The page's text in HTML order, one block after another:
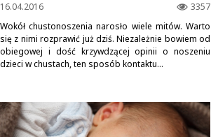
3357
16.04.2016
Wokół chustonoszenia narosło wiele mitów. Warto
się z nimi rozprawić już dziś. Niezależnie bowiem od
obiegowej i dość krzywdzącej opinii o noszeniu
dzieci w chustach, ten sposób kontaktu...